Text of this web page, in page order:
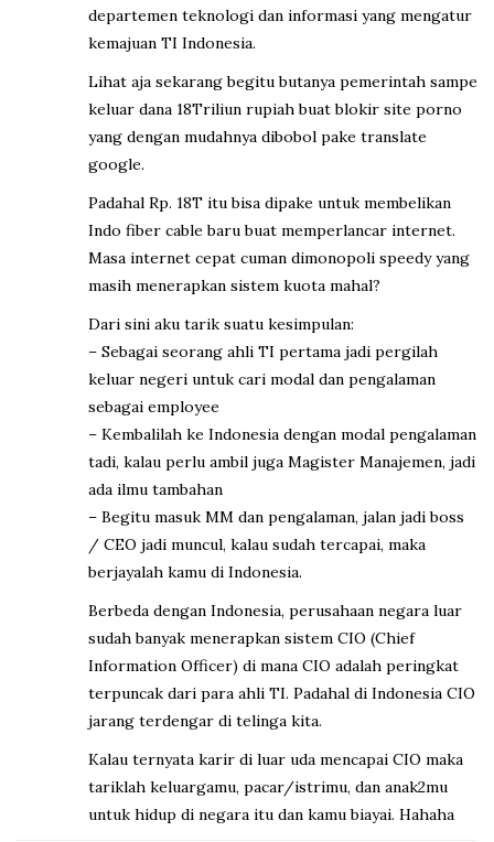
departemen teknologi dan informasi yang mengatur
kemajuan TI Indonesia.
Lihat aja sekarang begitu butanya pemerintah sampe
keluar dana 18Triliun rupiah buat blokir site porno
yang dengan mudahnya dibobol pake translate
google.
Padahal Rp. 18T itu bisa dipake untuk membelikan
Indo fiber cable baru buat memperlancar internet.
Masa internet cepat cuman dimonopoli speedy yang
masih menerapkan sistem kuota mahal?
Dari sini aku tarik suatu kesimpulan:
– Sebagai seorang ahli TI pertama jadi pergilah
keluar negeri untuk cari modal dan pengalaman
sebagai employee
– Kembalilah ke Indonesia dengan modal pengalaman
tadi, kalau perlu ambil juga Magister Manajemen, jadi
ada ilmu tambahan
– Begitu masuk MM dan pengalaman, jalan jadi boss
/ CEO jadi muncul, kalau sudah tercapai, maka
berjayalah kamu di Indonesia.
Berbeda dengan Indonesia, perusahaan negara luar
sudah banyak menerapkan sistem CIO (Chief
Information Officer) di mana CIO adalah peringkat
terpuncak dari para ahli TI. Padahal di Indonesia CIO
jarang terdengar di telinga kita.
Kalau ternyata karir di luar uda mencapai CIO maka
tariklah keluargamu, pacar/istrimu, dan anak2mu
untuk hidup di negara itu dan kamu biayai. Hahaha